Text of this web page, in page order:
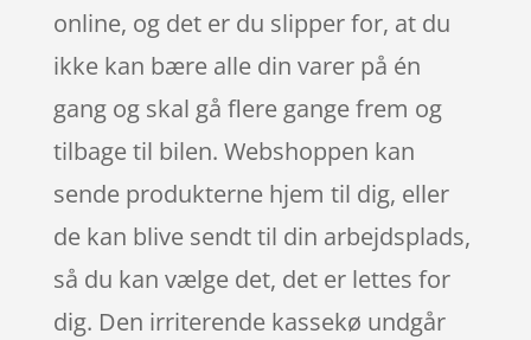
online, og det er du slipper for, at du
ikke kan bære alle din varer på én
gang og skal gå flere gange frem og
tilbage til bilen. Webshoppen kan
sende produkterne hjem til dig, eller
de kan blive sendt til din arbejdsplads,
så du kan vælge det, det er lettes for
dig. Den irriterende kassekø undgår